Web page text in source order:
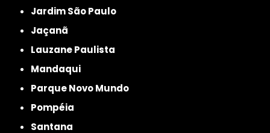
Jardim São Paulo
Jaçanã
Lauzane Paulista
Mandaqui
Parque Novo Mundo
Pompéia
Santana